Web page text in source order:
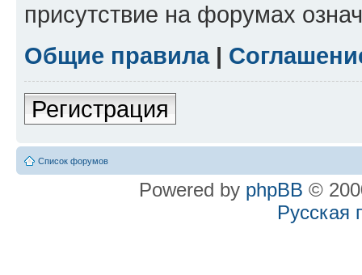
присутствие на форумах
Общие правила|
Регистрация
Список форумов
Powered by phpBB ©
Русская